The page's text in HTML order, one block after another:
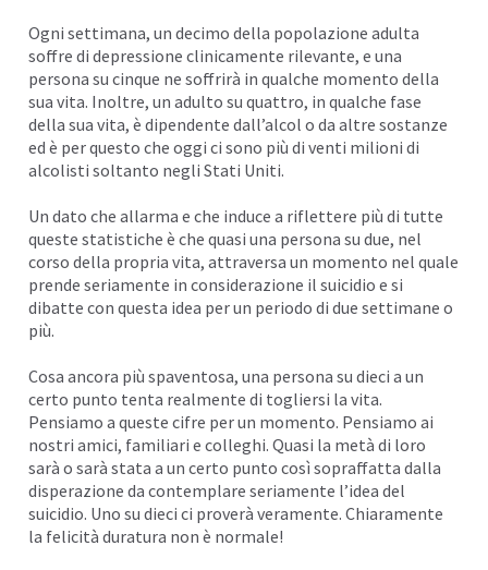
Ogni settimana, un decimo della popolazione adulta
soffre di depressione clinicamente rilevante, e una
persona su cinque ne soffrirà in qualche momento della
sua vita. Inoltre, un adulto su quattro, in qualche fase
della sua vita, è dipendente dall’alcol o da altre sostanze
ed è per questo che oggi ci sono più di venti milioni di
alcolisti soltanto negli Stati Uniti.
Un dato che allarma e che induce a riflettere più di tutte
queste statistiche è che quasi una persona su due, nel
corso della propria vita, attraversa un momento nel quale
prende seriamente in considerazione il suicidio e si
dibatte con questa idea per un periodo di due settimane o
più.
Cosa ancora più spaventosa, una persona su dieci a un
certo punto tenta realmente di togliersi la vita.
Pensiamo a queste cifre per un momento. Pensiamo ai
nostri amici, familiari e colleghi. Quasi la metà di loro
sarà o sarà stata a un certo punto così sopraffatta dalla
disperazione da contemplare seriamente l’idea del
suicidio. Uno su dieci ci proverà veramente. Chiaramente
la felicità duratura non è normale!